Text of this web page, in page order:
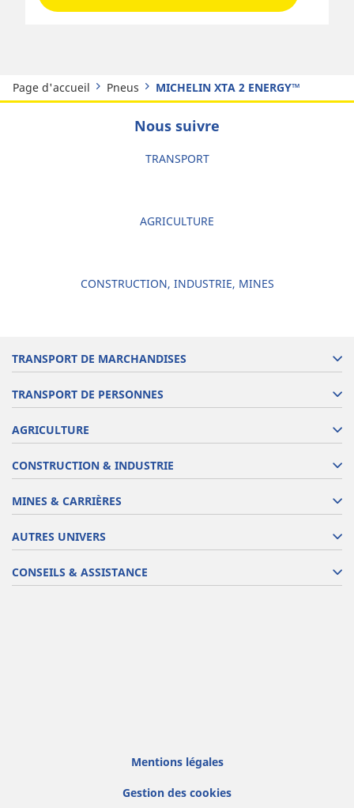
Page d'accueil Pneus MICHELIN XTA 2 ENERGY™
Nous suivre
TRANSPORT
AGRICULTURE
CONSTRUCTION, INDUSTRIE, MINES
TRANSPORT DE MARCHANDISES
TRANSPORT DE PERSONNES
AGRICULTURE
CONSTRUCTION & INDUSTRIE
MINES & CARRIÈRES
AUTRES UNIVERS
CONSEILS & ASSISTANCE
Mentions légales
Gestion des cookies